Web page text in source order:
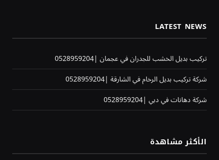
LATEST NEWS
تركيب بديل الخشب للجدران في عجمان |0528959204
شركة تركيب بديل الرخام في الشارقة |0528959204
شركة دهانات في دبي |0528959204
الأكثر مشاهدة